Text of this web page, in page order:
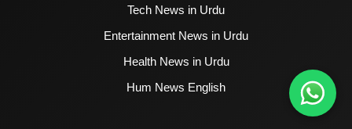
Tech News in Urdu
Entertainment News in Urdu
Health News in Urdu
Hum News English